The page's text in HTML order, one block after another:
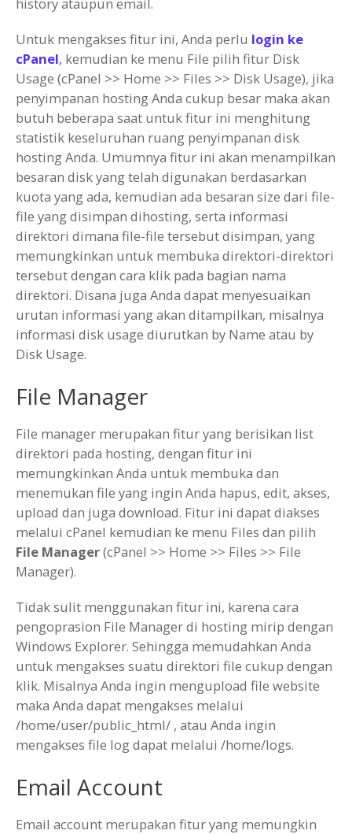
Untuk mengakses fitur ini, Anda perlu login ke
cPanel, kemudian ke menu File pilih fitur Disk
Usage (cPanel >> Home >> Files >> Disk Usage), jika
penyimpanan hosting Anda cukup besar maka akan
butuh beberapa saat untuk fitur ini menghitung
statistik keseluruhan ruang penyimpanan disk
hosting Anda. Umumnya fitur ini akan menampilkan
besaran disk yang telah digunakan berdasarkan
kuota yang ada, kemudian ada besaran size dari file-
file yang disimpan dihosting, serta informasi
direktori dimana file-file tersebut disimpan, yang
memungkinkan untuk membuka direktori-direktori
tersebut dengan cara klik pada bagian nama
direktori. Disana juga Anda dapat menyesuaikan
urutan informasi yang akan ditampilkan, misalnya
informasi disk usage diurutkan by Name atau by
Disk Usage.
File Manager
File manager merupakan fitur yang berisikan list
direktori pada hosting, dengan fitur ini
memungkinkan Anda untuk membuka dan
menemukan file yang ingin Anda hapus, edit, akses,
upload dan juga download. Fitur ini dapat diakses
melalui cPanel kemudian ke menu Files dan pilih
File Manager(cPanel >> Home >> Files >> File
Manager).
Tidak sulit menggunakan fitur ini, karena cara
pengoprasion File Manager di hosting mirip dengan
Windows Explorer. Sehingga memudahkan Anda
untuk mengakses suatu direktori file cukup dengan
klik. Misalnya Anda ingin mengupload file website
maka Anda dapat mengakses melalui
/home/user/public_html/ , atau Anda ingin
mengakses file log dapat melalui /home/logs.
Email Account
Email account merupakan fitur yang memungkin